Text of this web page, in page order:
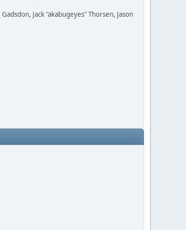
Jack "akabugeyes" Thorsen, Jason